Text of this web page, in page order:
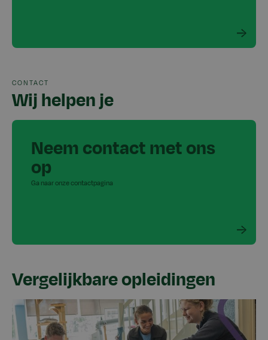
CONTACT
Wij helpen je
Neem contact met ons
op
Ga naar onze contactpagina
Vergelijkbare opleidingen